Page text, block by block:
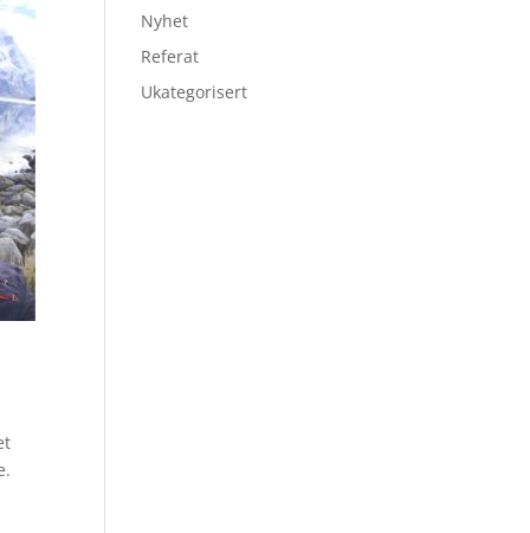
Nyhet
Referat
Ukategorisert